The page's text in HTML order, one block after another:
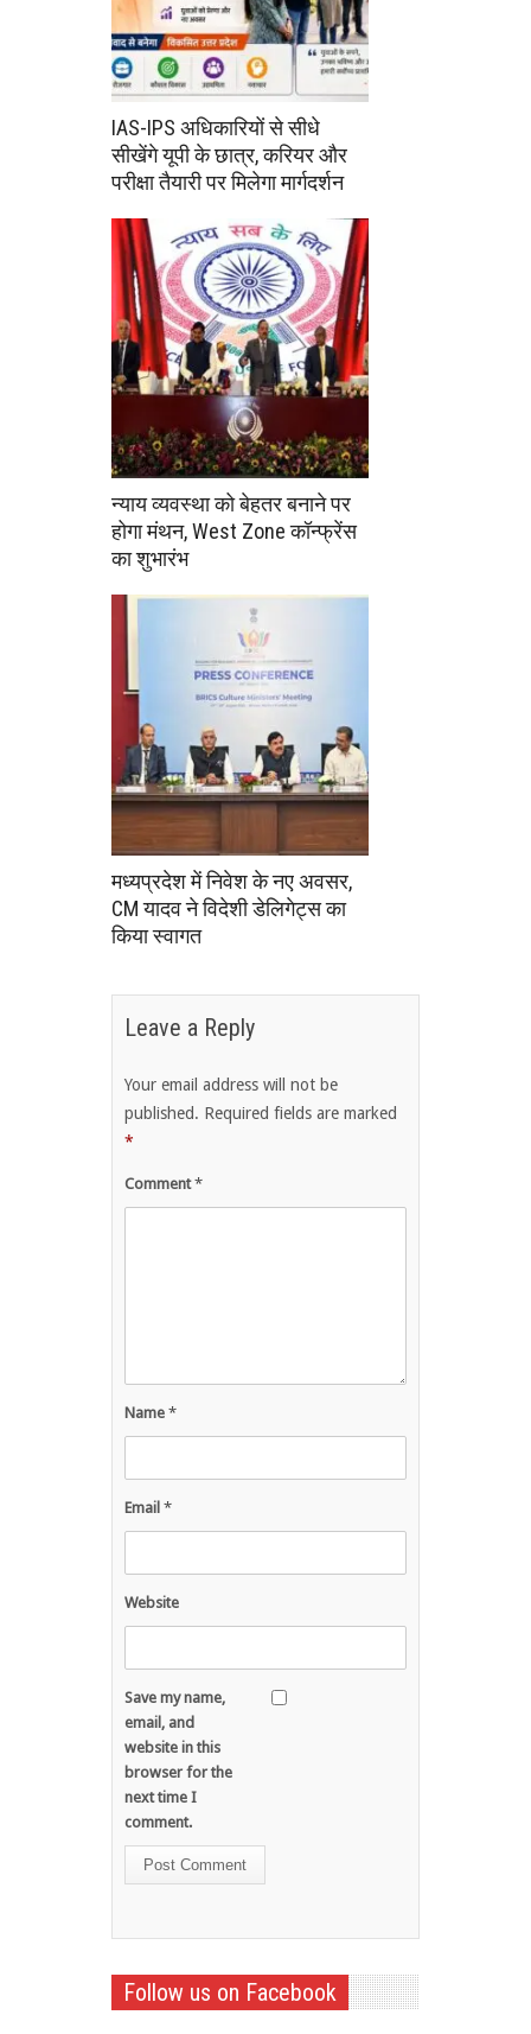
IAS-IPS अधिकारियों से सीधे
सीखेंगे यूपी के छात्र, करियर और
परीक्षा तैयारी पर मिलेगा मार्गदर्शन
न्याय व्यवस्था को बेहतर बनाने पर
होगा मंथन, West Zone कॉन्फ्रेंस
का शुभारंभ
मध्यप्रदेश में निवेश के नए अवसर,
CM यादव ने विदेशी डेलिगेट्स का
किया स्वागत
Leave a Reply
Your email address will not be
published. Required fields are marked
*
Comment*
Name *
Email *
Website
Save my name,
email, and
website in this
browser for the
next time I
comment.
Follow us on Facebook